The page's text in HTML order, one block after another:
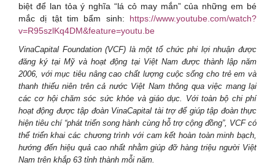
biệt để lan tỏa ý nghĩa “lá cỏ may mắn” của những em bé
mắc dị tật tim bẩm sinh: https://www.youtube.com/watch?
v=R95szlKq4DM&feature=youtu.be
VinaCapital Foundation (VCF) là một tổ chức phi lợi nhuận được
đăng ký tại Mỹ và hoạt động tại Việt Nam được thành lập năm
2006, với mục tiêu nâng cao chất lượng cuộc sống cho trẻ em và
thanh thiếu niên trên cả nước Việt Nam thông qua việc mang lại
các cơ hội chăm sóc sức khỏe và giáo dục. Với toàn bộ chi phí
hoạt động được tập đoàn VinaCapital tài trợ để giúp tập đoàn thực
hiện tiêu chí “phát triển song hành cùng hỗ trợ cộng đồng”, VCF có
thể triển khai các chương trình với cam kết hoàn toàn minh bạch,
hướng đến hiệu quả cao nhất nhằm giúp đỡ hàng triệu người Việt
Nam trên khắp 63 tỉnh thành mỗi năm.